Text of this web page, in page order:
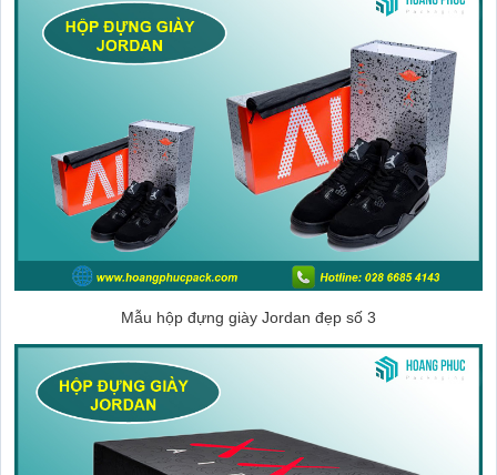
Mẫu hộp đựng giày Jordan đẹp số 3